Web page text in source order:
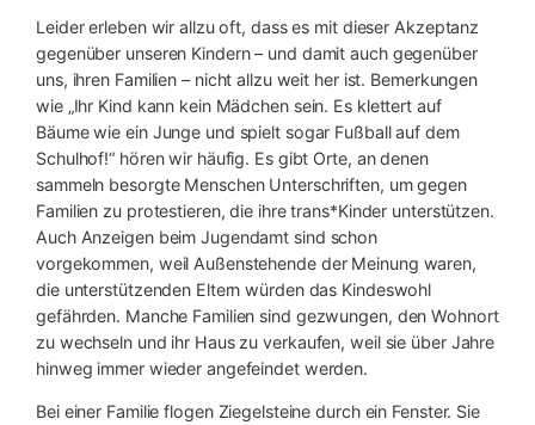
Leider erleben wir allzu oft, dass es mit dieser Akzeptanz
gegenüber unseren Kindern – und damit auch gegenüber
uns, ihren Familien – nicht allzu weit her ist. Bemerkungen
wie „Ihr Kind kann kein Mädchen sein. Es klettert auf
Bäume wie ein Junge und spielt sogar Fußball auf dem
Schulhof!“ hören wir häufig. Es gibt Orte, an denen
sammeln besorgte Menschen Unterschriften, um gegen
Familien zu protestieren, die ihre trans*Kinder unterstützen.
Auch Anzeigen beim Jugendamt sind schon
vorgekommen, weil Außenstehende der Meinung waren,
die unterstützenden Eltern würden das Kindeswohl
gefährden. Manche Familien sind gezwungen, den Wohnort
zu wechseln und ihr Haus zu verkaufen, weil sie über Jahre
hinweg immer wieder angefeindet werden.
Bei einer Familie flogen Ziegelsteine durch ein Fenster. Sie